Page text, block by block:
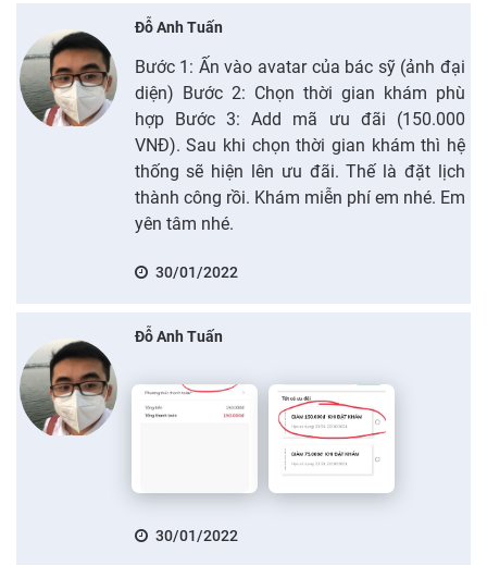
Đỗ Anh Tuấn
Bước 1: Ấn vào avatar của bác sỹ (ảnh đại
diện) Bước 2: Chọn thời gian khám phù
hợp Bước 3: Add mã ưu đãi (150.000
VNĐ). Sau khi chọn thời gian khám thì hệ
thống sẽ hiện lên ưu đãi. Thế là đặt lịch
thành công rồi. Khám miễn phí em nhé. Em
yên tâm nhé.
30/01/2022
Đỗ Anh Tuấn
30/01/2022